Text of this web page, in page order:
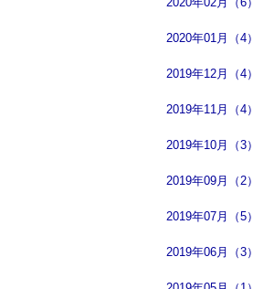
2020年01月（4）
2019年12月（4）
2019年11月（4）
2019年10月（3）
2019年09月（2）
2019年07月（5）
2019年06月（3）